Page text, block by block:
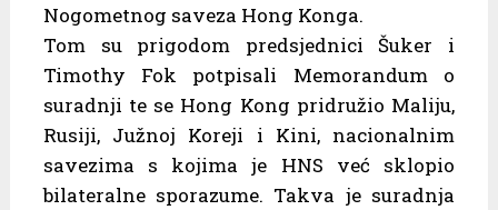
Nogometnog saveza Hong Konga.
Tom su prigodom predsjednici Šuker i
Timothy Fok potpisali Memorandum o
suradnji te se Hong Kong pridružio Maliju,
Rusiji, Južnoj Koreji i Kini, nacionalnim
savezima s kojima je HNS već sklopio
bilateralne sporazume. Takva je suradnja